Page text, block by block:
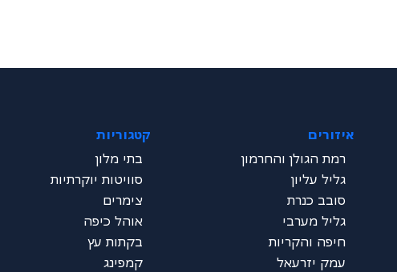
איזורים
רמת הגולן והחרמון
גליל עליון
סובב כנרת
גליל מערבי
חיפה והקריות
עמק יזרעאל
קטגוריות
בתי מלון
סוויטות יוקרתיות
צימרים
אוהל כיפה
בקתות עץ
קמפינג